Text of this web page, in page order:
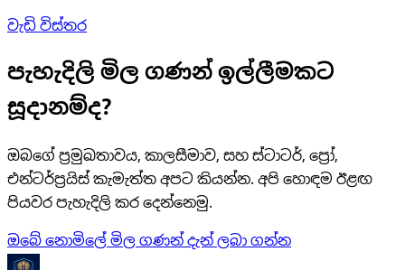
වැඩි විස්තර
පැහැදිලි මිල ගණන් ඉල්ලීමකට
සූදානම්ද?
ඔබගේ ප්‍රමුඛතාවය, කාලසීමාව, සහ ස්ටාටර්, ප්‍රෝ,
එන්ටර්ප්‍රයිස් කැමැත්ත අපට කියන්න. අපි හොඳම ඊළඟ
පියවර පැහැදිලි කර දෙන්නෙමු.
ඔබේ නොමිලේ මිල ගණන් දැන් ලබා ගන්න